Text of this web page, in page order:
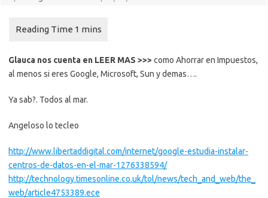
Glauca nos cuenta en LEER MAS >>> como Ahorrar en Impuestos,
al menos si eres Google, Microsoft, Sun y demas….
Ya sab?. Todos al mar.
Angeloso lo tecleo
http://www.libertaddigital.com/internet/google-estudia-instalar-
centros-de-datos-en-el-mar-1276338594/
http://technology.timesonline.co.uk/tol/news/tech_and_web/the_
web/article4753389.ece